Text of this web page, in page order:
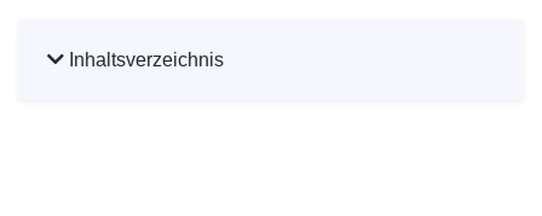
Inhaltsverzeichnis